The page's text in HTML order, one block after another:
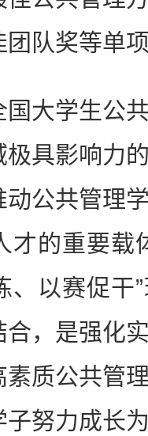
团队奖等单
学生公共
极具影响力
公共管理
才的重要载
、以赛促干
，是强化
质公共管
努力成长